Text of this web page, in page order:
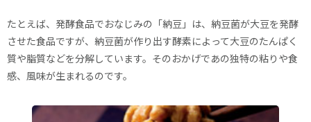
たとえば、発酵食品でおなじみの「納豆」は、納豆菌が大豆を発酵
させた食品ですが、納豆菌が作り出す酵素によって大豆のたんぱく
質や脂質などを分解しています。そのおかげであの独特の粘りや食
感、風味が生まれるのです。